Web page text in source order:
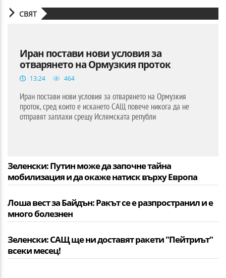
СВЯТ
Иран постави нови условия за
отварянето на Ормузкия проток
13:24 464
Иран постави нови условия за отварянето на Ормузкия
проток, сред които е искането САЩ повече никога да не
отправят заплахи срещу Ислямската републи
Зеленски: Путин може да започне тайна
мобилизация и да окаже натиск върху Европа
Лоша вест за Байдън: Ракът се е разпространил и е
много болезнен
Зеленски: САЩ ще ни доставят ракети "Пейтриът"
всеки месец!